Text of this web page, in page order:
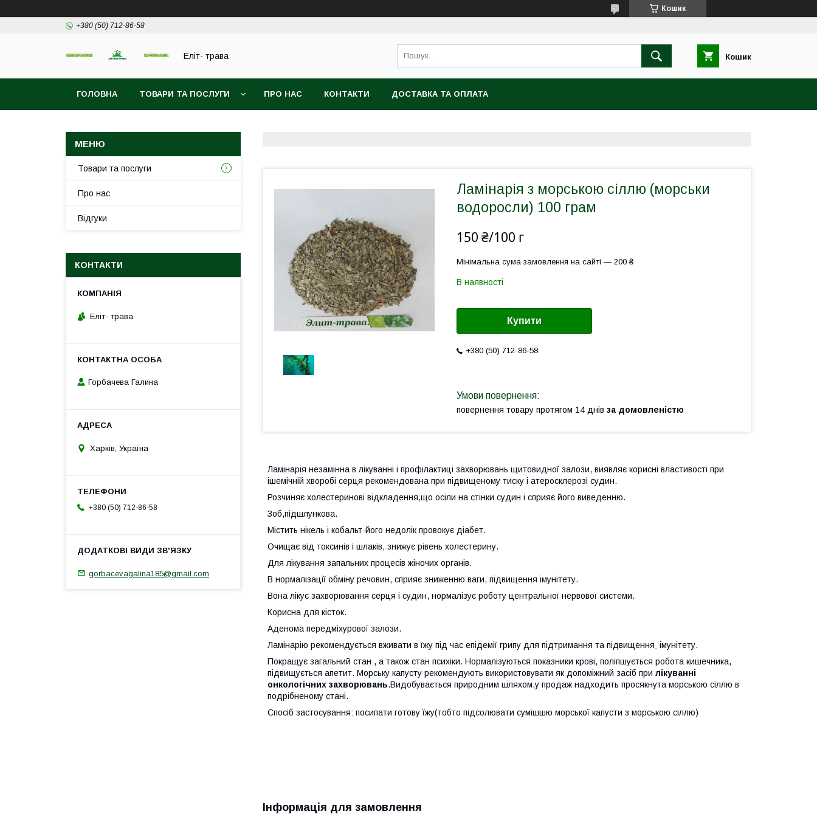
Кошик
+380 (50) 712-86-58
Еліт- трава Кошик
ГОЛОВНА ТОВАРИ ТА ПОСЛУГИ ПРО НАС КОНТАКТИ ДОСТАВКА ТА ОПЛАТА
Ламінарія з морською сіллю (морськи
водоросли) 100 грам
150 ₴/100 г
Мінімальна сума замовлення на сайті — 200 ₴
В наявності
Купити
+380 (50) 712-86-58
повернення товару протягом 14 днів за домовленістю
Ламінарія незамінна в лікуванні і профілактиці захворювань щитовидної залози, виявляє корисні властивості при
ішемічній хворобі серця рекомендована при підвищеному тиску і атеросклерозі судин.
Розчиняє холестеринові відкладення,що осіли на стінки судин і сприяє його виведенню.
Зоб,підшлункова.
Містить нікель і кобальт-його недолік провокує діабет.
Очищає від токсинів і шлаків, знижує рівень холестерину.
Для лікування запальних процесів жіночих органів.
В нормалізації обміну речовин, сприяє зниженню ваги, підвищення імунітету.
Вона лікує захворювання серця і судин, нормалізує роботу центральної нервової системи.
Корисна для кісток.
Аденома передміхурової залози.
Ламінарію рекомендується вживати в їжу під час епідемії грипу для підтримання та підвищення імунітету.
Покращує загальний стан , а також стан психіки. Нормалізуються показники крові, поліпшується робота кишечника,
підвищується апетит. Морську капусту рекомендують використовувати як допоміжний засіб при лікуванні
онкологічних захворювань.Видобувається природним шляхом,у продаж надходить просякнута морською сіллю в
подрібненому стані.
Спосіб застосування: посипати готову їжу(тобто підсолювати сумішшю морської капусти з морською сіллю)
Інформація для замовлення
Товари та послуги
Про нас
Відгуки
КОНТАКТИ
Еліт- трава
Горбачева Галина
Харків, Україна
+380 (50) 712-86-58
gorbacevagalina185@gmail.com